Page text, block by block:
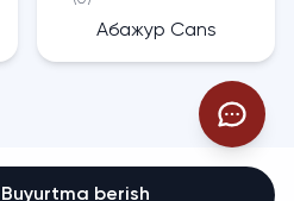
Buyurtma berish
Абажур Cans